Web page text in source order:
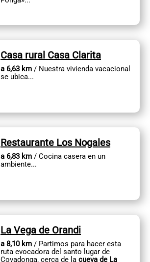
Casa rural Casa Clarita
a 6,63 km / Nuestra vivienda vacacional
se ubica...
Restaurante Los Nogales
a 6,83 km / Cocina casera en un
ambiente...
La Vega de Orandi
a 8,10 km / Partimos para hacer esta
ruta evocadora del santo lugar de
Covadonga, cerca de la cueva de La